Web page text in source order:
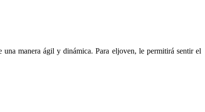
una manera ágil y dinámica. Para eljoven, le permitirá sentir el